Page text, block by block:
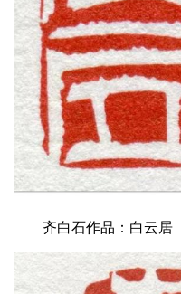
齐白石作品：白云居